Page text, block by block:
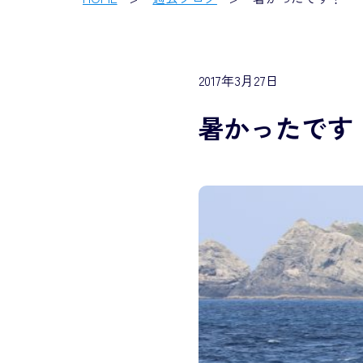
2017年3月27日
暑かったです